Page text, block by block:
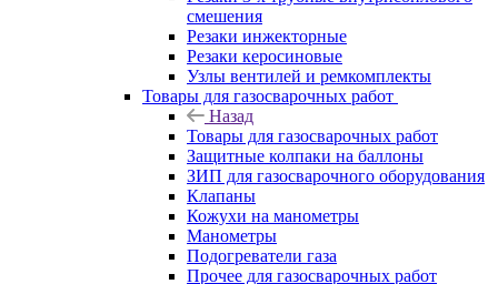
смешения
Резаки инжекторные
Резаки керосиновые
Узлы вентилей и ремкомплекты
Товары для газосварочных работ
Назад
Товары для газосварочных работ
Защитные колпаки на баллоны
ЗИП для газосварочного оборудования
Клапаны
Кожухи на манометры
Манометры
Подогреватели газа
Прочее для газосварочных работ